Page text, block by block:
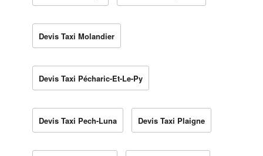
Devis Taxi Molandier
Devis Taxi Pécharic-Et-Le-Py
Devis Taxi Pech-Luna Devis Taxi Plaigne